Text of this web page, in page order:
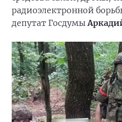
радиоэлектронной
депутат Госдумы